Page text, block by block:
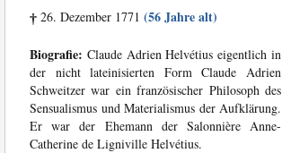
† 26. Dezember 1771 (56 Jahre alt)
Biografie: Claude Adrien Helvétius eigentlich in
der nicht lateinisierten Form Claude Adrien
Schweitzer war ein französischer Philosoph des
Sensualismus und Materialismus der Aufklärung.
Er war der Ehemann der Salonnière Anne-
Catherine de Ligniville Helvétius.